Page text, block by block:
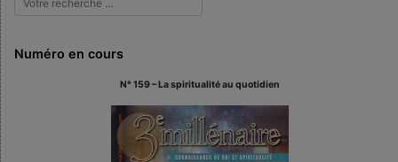
Numéro en cours
N° 159 – La spiritualité au quotidien